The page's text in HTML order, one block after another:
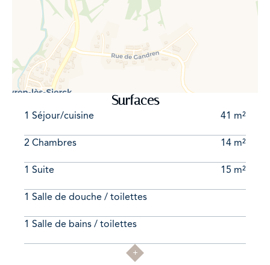
Fenêtres à triple vitrage équipées de volets électriques
Chauffage par pompe à chaleur
Classe énergétique A
Maison disponible immédiatement. Ne manquez pas
cette opportunité unique ! Contactez Adrien Blondel au
+352.621.611.777 ou par e-mail ab@amalux.lu pour
organiser une visite et découvrir tout le charme de
Surfaces
1 Séjour/cuisine 41 m²
2 Chambres 14 m²
1 Suite 15 m²
1 Salle de douche / toilettes
1 Salle de bains / toilettes